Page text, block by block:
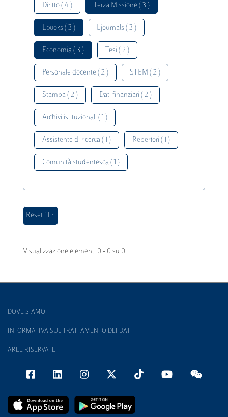
Diritto ( 4 ) Terza Missione ( 3 )
Ebooks ( 3 ) Ejournals ( 3 )
Economia ( 3 ) Tesi ( 2 )
Personale docente ( 2 ) STEM ( 2 )
Stampa ( 2 ) Dati finanziari ( 2 )
Archivi istituzionali ( 1 )
Assistente di ricerca ( 1 ) Repertori ( 1 )
Comunità studentesca ( 1 )
Visualizzazione elementi 0 - 0 su 0
DOVE SIAMO
INFORMATIVA SUL TRATTAMENTO DEI DATI
AREE RISERVATE